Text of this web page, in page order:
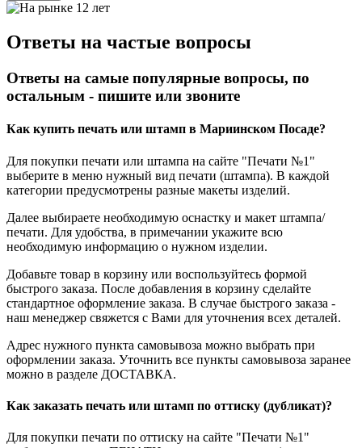
Ответы на частые вопросы
Ответы на самые популярные вопросы, по
остальным - пишите или звоните
Как купить печать или штамп в Мариинском Посаде?
Для покупки печати или штампа на сайте "Печати №1"
выберите в меню нужный вид печати (штампа). В каждой
категории предусмотрены разные макеты изделий.
Далее выбираете необходимую оснастку и макет штампа/
печати. Для удобства, в примечании укажите всю
необходимую информацию о нужном изделии.
Добавьте товар в корзину или воспользуйтесь формой
быстрого заказа. После добавления в корзину сделайте
стандартное оформление заказа. В случае быстрого заказа -
наш менеджер свяжется с Вами для уточнения всех деталей.
Адрес нужного пункта самовывоза можно выбрать при
оформлении заказа. Уточнить все пункты самовывоза заранее
можно в разделе ДОСТАВКА.
Как заказать печать или штамп по оттиску (дубликат)?
Для покупки печати по оттиску на сайте "Печати №1"